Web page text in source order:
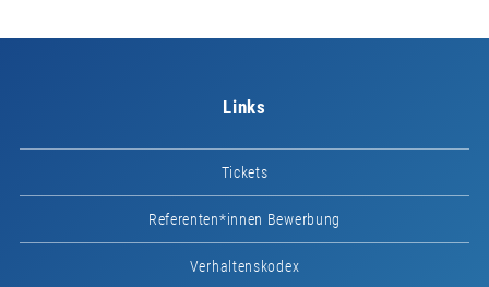
Links
Tickets
Referenten*innen Bewerbung
Verhaltenskodex